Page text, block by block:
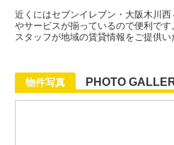
近くにはセブンイレブン・大阪木川
やサービスが揃っているので便利で
スタッフが地域の賃貸情報をご提供
物件写真 PHOTO